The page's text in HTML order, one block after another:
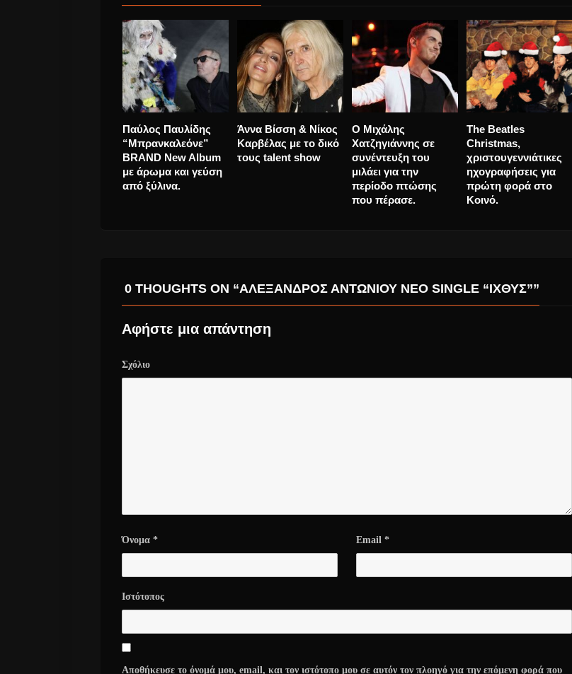
Παύλος Παυλίδης
“Μπρανκαλεόνε”
BRAND New Album
με άρωμα και γεύση
από ξύλινα.
Άννα Βίσση & Νίκος
Καρβέλας με το δικό
τους talent show
Ο Μιχάλης
Χατζηγιάννης σε
συνέντευξη του
μιλάει για την
περίοδο πτώσης
που πέρασε.
The Beatles
Christmas,
χριστουγεννιάτικες
ηχογραφήσεις για
πρώτη φορά στο
Κοινό.
0 THOUGHTS ON “ΑΛΈΞΑΝΔΡΟΣ ΑΝΤΩΝΊΟΥ ΝΈΟ SINGLE “ΙΧΘΎΣ””
Αφήστε μια απάντηση
Σχόλιο
Όνομα * Email *
Ιστότοπος
Αποθήκευσε το όνομά μου, email, και τον ιστότοπο μου σε αυτόν τον πλοηγό για την επόμενη φορά που